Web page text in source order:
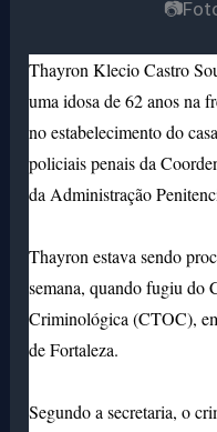
Thayron Klecio Castro
uma idosa de 62 anos na
no estabelecimento do
policiais penais da
da Administração
Thayron estava sendo
semana, quando fugiu do
Criminológica (CTOC),
de Fortaleza.
Segundo a secretaria, o